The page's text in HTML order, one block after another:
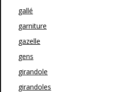
gallé
garniture
gazelle
gens
girandole
girandoles